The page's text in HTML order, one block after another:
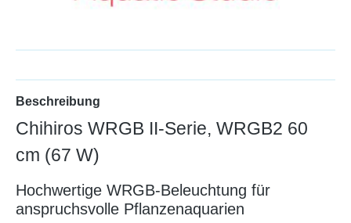
Beschreibung
Chihiros WRGB II-Serie, WRGB2 60
cm (67 W)
Hochwertige WRGB-Beleuchtung für
anspruchsvolle Pflanzenaquarien